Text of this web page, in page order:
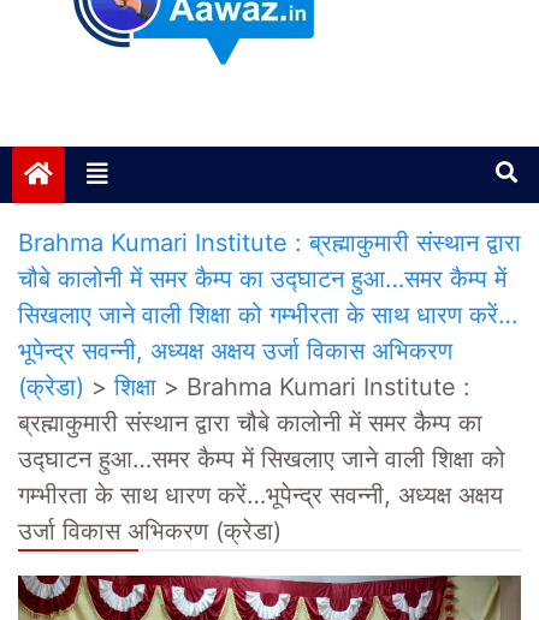
Brahma Kumari Institute : ब्रह्माकुमारी संस्थान द्वारा
चौबे कालोनी में समर कैम्प का उद्घाटन हुआ…समर कैम्प में
सिखलाए जाने वाली शिक्षा को गम्भीरता के साथ धारण करें…
भूपेन्द्र सवन्नी, अध्यक्ष अक्षय उर्जा विकास अभिकरण
(क्रेडा) >शिक्षा > Brahma Kumari Institute :
ब्रह्माकुमारी संस्थान द्वारा चौबे कालोनी में समर कैम्प का
उद्घाटन हुआ…समर कैम्प में सिखलाए जाने वाली शिक्षा को
गम्भीरता के साथ धारण करें…भूपेन्द्र सवन्नी, अध्यक्ष अक्षय
उर्जा विकास अभिकरण (क्रेडा)